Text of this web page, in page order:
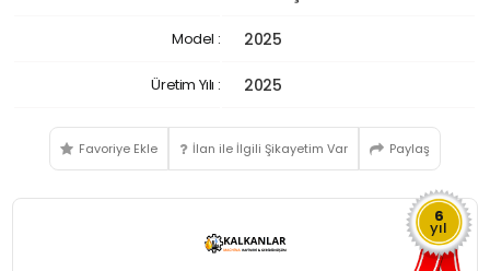
Model : 2025
Üretim Yılı : 2025
Favoriye Ekle İlan ile İlgili Şikayetim Var Paylaş
6
yıl